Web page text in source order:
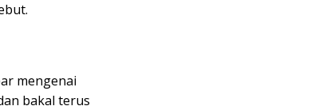
mengenai
bakal terus